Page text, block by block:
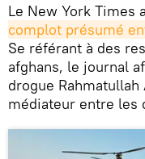
Le New York Times
complot présumé
Se référant à des
afghans, le journal
drogue
médiateur entre les